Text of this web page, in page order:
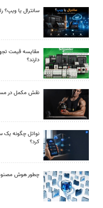
سانترال یا ویپ؟
مقایسه قیمت
دارند؟
نقش مکمل در
نواتل چگونه یک
کرد؟
چطور هوش